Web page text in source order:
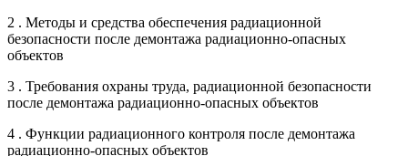
2 . Методы и средства обеспечения радиационной
безопасности после демонтажа радиационно-опасных
объектов
3 . Требования охраны труда, радиационной безопасности
после демонтажа радиационно-опасных объектов
4 . Функции радиационного контроля после демонтажа
радиационно-опасных объектов